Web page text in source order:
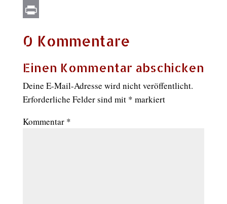
Email
0 Kommentare
Einen Kommentar abschicken
Deine E-Mail-Adresse wird nicht veröffentlicht.
Erforderliche Felder sind mit * markiert
Kommentar *